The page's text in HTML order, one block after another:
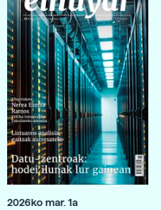
2026ko mar. 1a